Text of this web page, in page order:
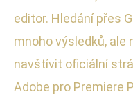
editor. Hledání přes
mnoho výsledků, ale
navštívit oficiální
Adobe pro Premiere